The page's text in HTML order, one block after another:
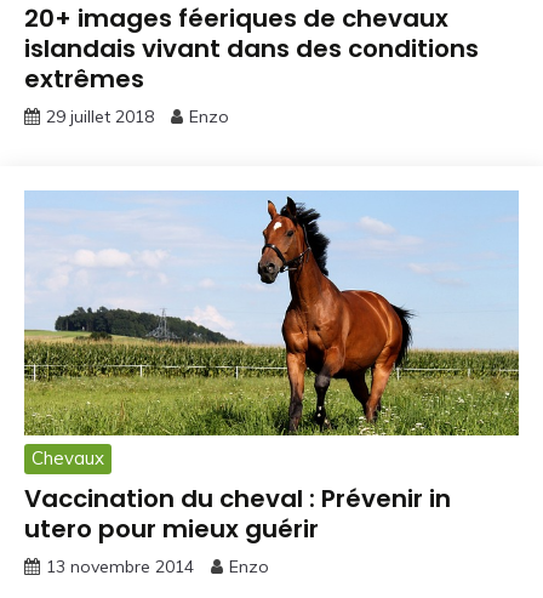
20+ images féeriques de chevaux
islandais vivant dans des conditions
extrêmes
29 juillet 2018 Enzo
Chevaux
Vaccination du cheval : Prévenir in
utero pour mieux guérir
13 novembre 2014 Enzo